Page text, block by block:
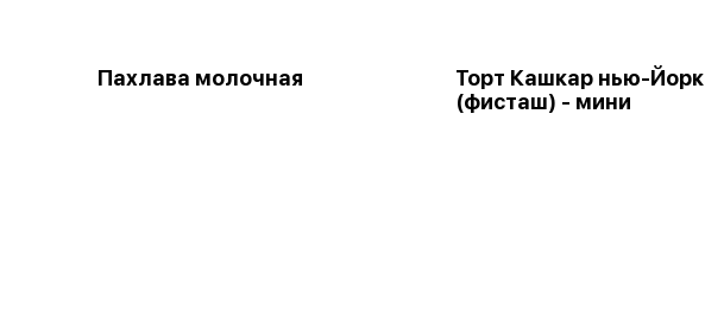
Пахлава молочная
Торт Кашкар нью-Йорк
(фисташ) - мини